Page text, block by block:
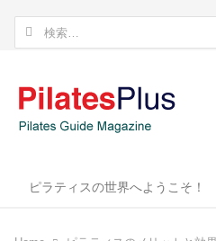
索:
ピラティスの世界へようこそ！